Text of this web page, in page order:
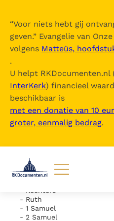
“Voor niets hebt gij
geven.” Evangelie van
volgens Matteüs,
.
U helpt RKDocumenten.nl
InterKerk) financieel
beschikbaar is
met een donatie van 10
groter, eenmalig bedrag.
Lezen
Documenten
De Bijbel
Inhoudsopgave
uitklappen
- Oude Testament
- Exodus
- Numeri
- Deuteronomium
- Rechters
- Ruth
- 1 Samuel
- 2 Samuel
- Hoofdstuk 29